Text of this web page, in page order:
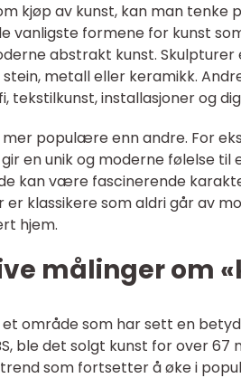
kjøp av kunst, kan man tenke
vanligste formene for kunst
abstrakt kunst.
metall eller keramikk.
tekstilkunst, installasjoner og
populære enn andre. For
en unik og moderne følelse
kan være fascinerende
er klassikere som aldri går av
hjem.
målinger om
område som har sett en
ble det solgt kunst for over 67
som fortsetter å øke i